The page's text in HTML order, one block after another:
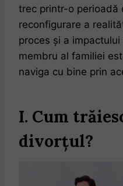
trec printr-o perioadă
reconfigurare a
proces și a
membru al familiei
naviga cu bine prin
I. Cum
divorțul?